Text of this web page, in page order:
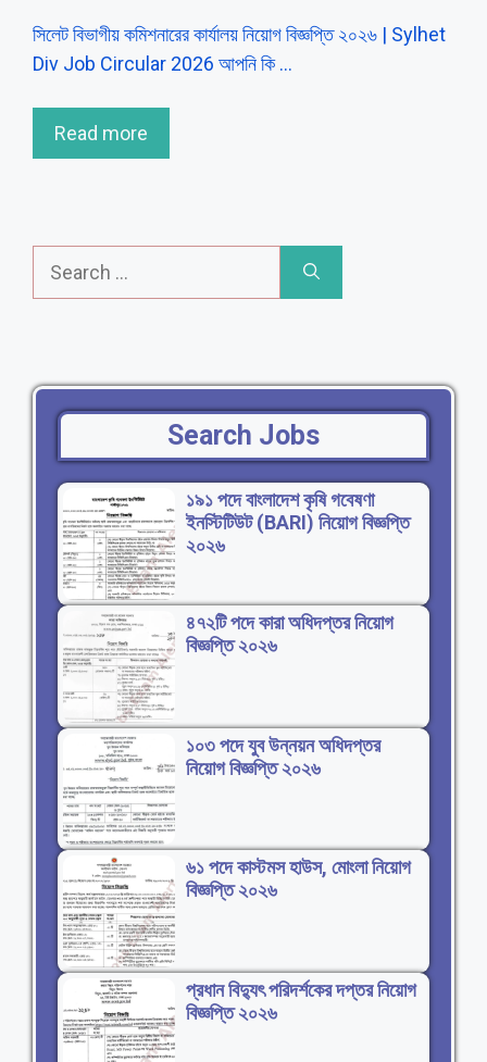
সিলেট বিভাগীয় কমিশনারের কার্যালয় নিয়োগ বিজ্ঞপ্তি ২০২৬ | Sylhet
Div Job Circular 2026 আপনি কি …
Read more
Search Jobs
১৯১ পদে বাংলাদেশ কৃষি গবেষণা
ইনস্টিটিউট (BARI) নিয়োগ বিজ্ঞপ্তি
২০২৬
৪৭২টি পদে কারা অধিদপ্তর নিয়োগ
বিজ্ঞপ্তি ২০২৬
১০৩ পদে যুব উন্নয়ন অধিদপ্তর
নিয়োগ বিজ্ঞপ্তি ২০২৬
৬১ পদে কাস্টমস হাউস, মোংলা নিয়োগ
বিজ্ঞপ্তি ২০২৬
প্রধান বিদ্যুৎ পরিদর্শকের দপ্তর নিয়োগ
বিজ্ঞপ্তি ২০২৬